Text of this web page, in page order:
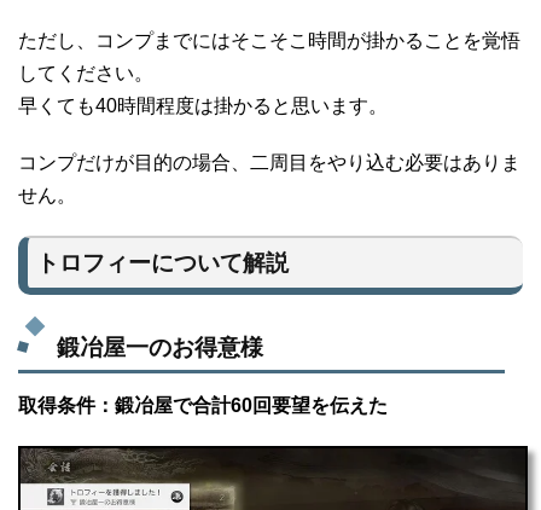
ただし、コンプまでにはそこそこ時間が掛かることを覚悟
してください。
早くても40時間程度は掛かると思います。
コンプだけが目的の場合、二周目をやり込む必要はありま
せん。
トロフィーについて解説
鍛冶屋一のお得意様
取得条件：鍛冶屋で合計60回要望を伝えた